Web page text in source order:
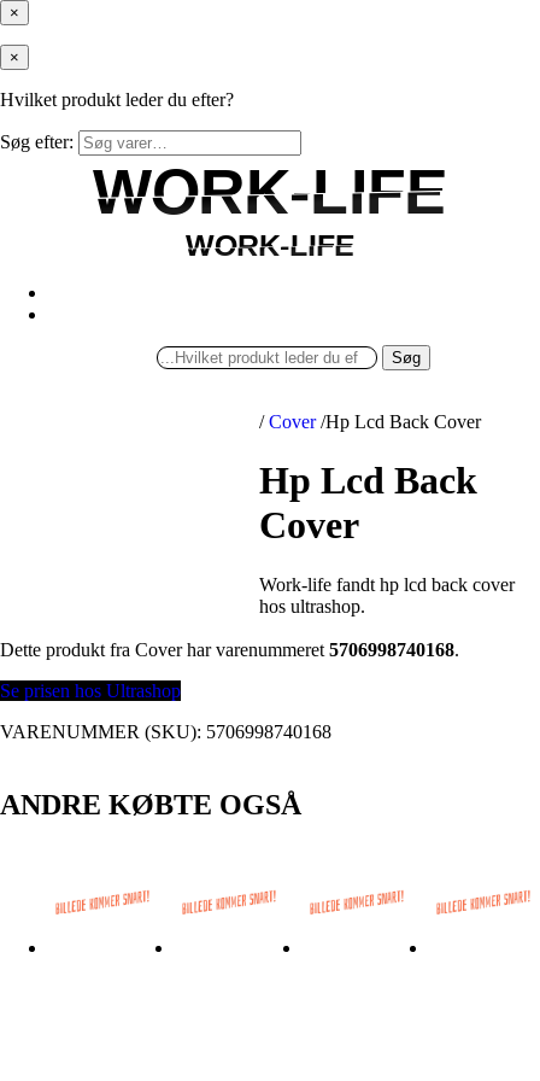
×
×
Hvilket produkt leder du efter?
Søg efter:
WORK-LIFE
WORK-LIFE
WORK-LIFE
WORK-LIFE
Søg
/ Cover /Hp Lcd Back Cover
Hp Lcd Back
Cover
Work-life fandt hp lcd back cover
hos ultrashop.
Dette produkt fra Cover har varenummeret 5706998740168.
Se prisen hos Ultrashop
VARENUMMER (SKU): 5706998740168
ANDRE KØBTE OGSÅ